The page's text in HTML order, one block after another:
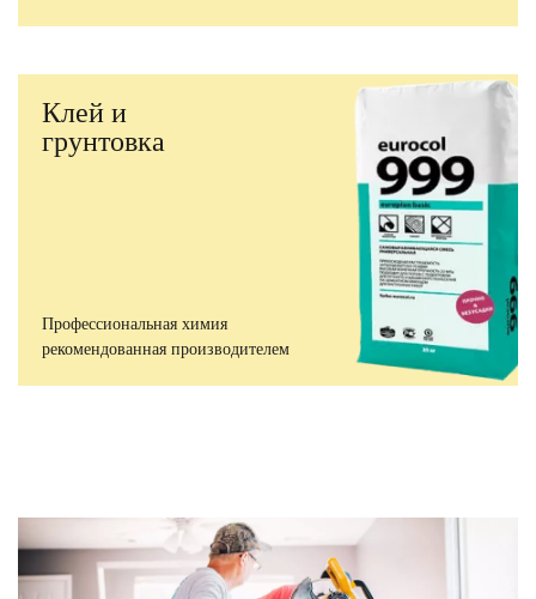
Клей и
грунтовка
Профессиональная химия
рекомендованная производителем